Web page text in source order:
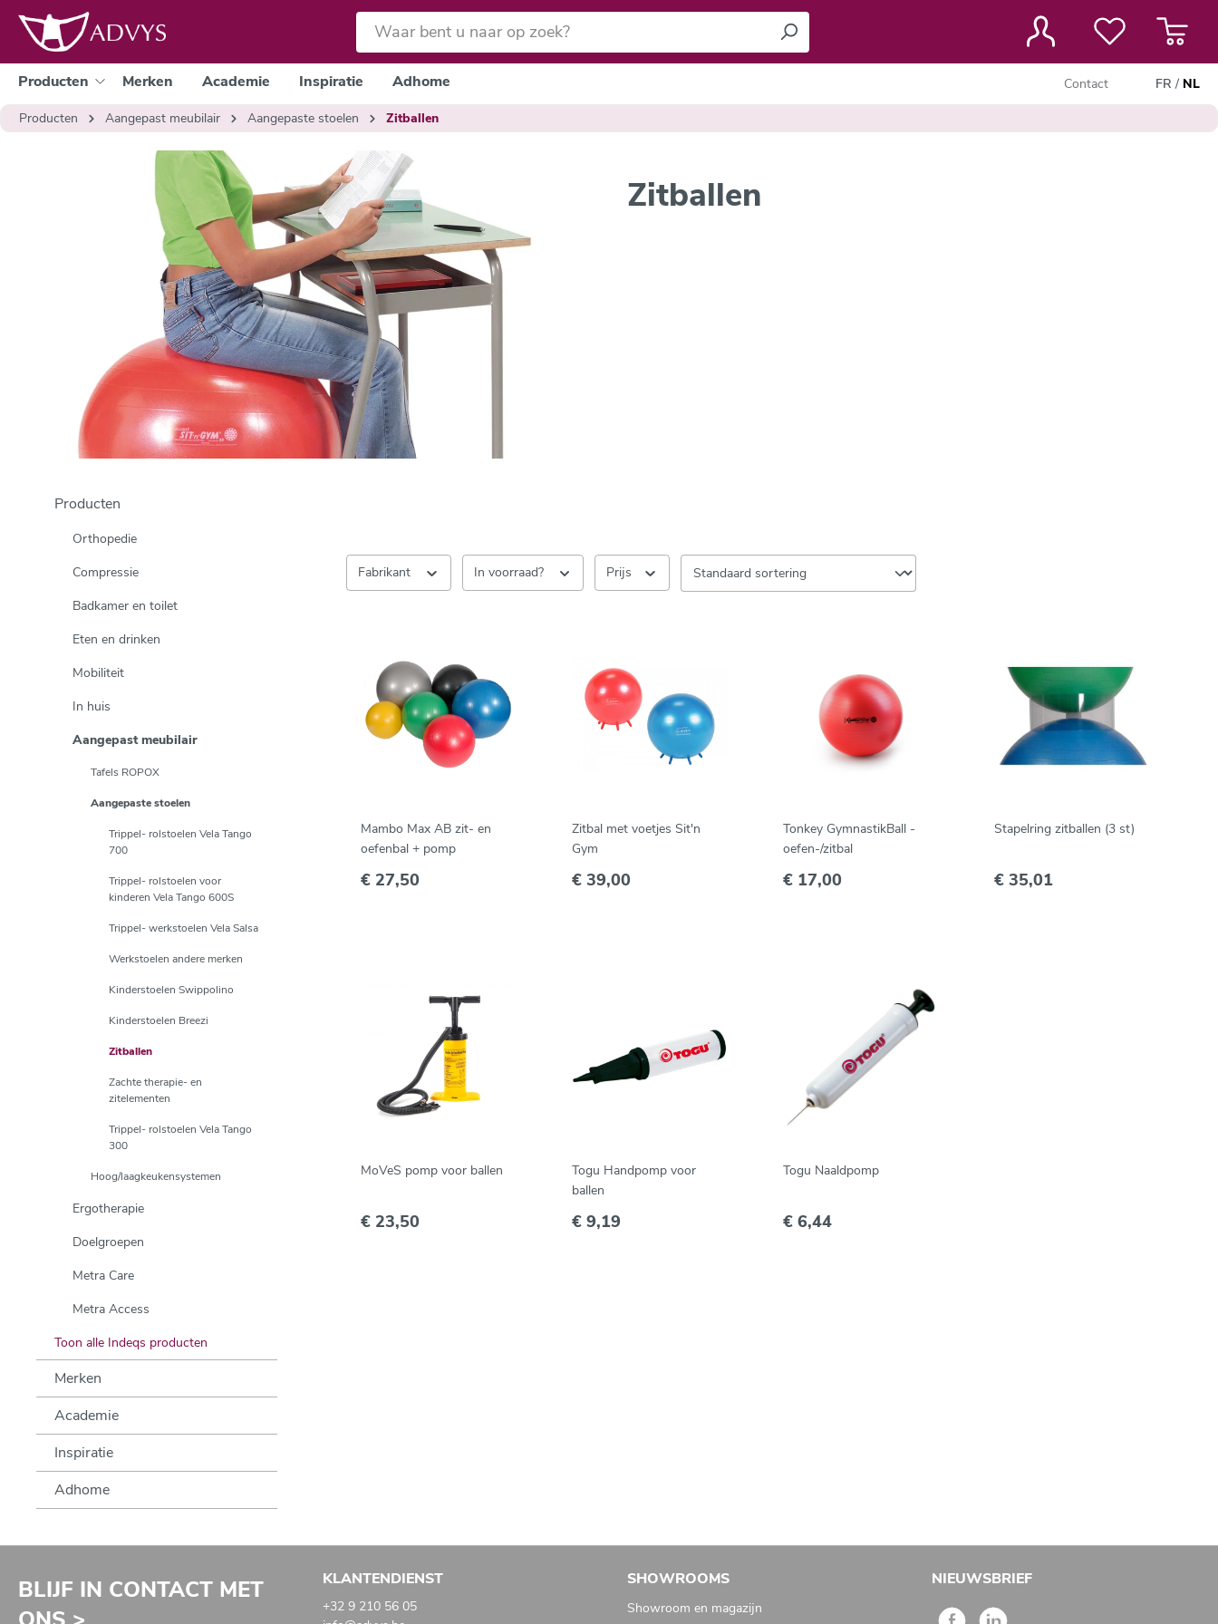
zoekopdracht Ga naar de hoofdnavigatie
Producten Merken Academie Inspiratie Adhome Contact FR / NL
Producten
Aangepast meubilair Aangepaste stoelen Zitballen
Zitballen
Producten
Orthopedie
Compressie
Badkamer en toilet
Eten en drinken
Mobiliteit
In huis
Aangepast meubilair
Tafels ROPOX
Aangepaste stoelen
Trippel- rolstoelen Vela Tango
700
Trippel- rolstoelen voor
kinderen Vela Tango 600S
Trippel- werkstoelen Vela Salsa
Werkstoelen andere merken
Kinderstoelen Swippolino
Kinderstoelen Breezi
Zitballen
Zachte therapie- en
zitelementen
Trippel- rolstoelen Vela Tango
300
Hoog/laagkeukensystemen
Ergotherapie
Doelgroepen
Metra Care
Metra Access
Toon alle Indeqs producten
Merken
Academie
Inspiratie
Adhome
Fabrikant In voorraad? Prijs
Mambo Max AB zit- en
oefenbal + pomp
€ 27,50
Zitbal met voetjes Sit'n
Gym
€ 39,00
Tonkey GymnastikBall -
oefen-/zitbal
€ 17,00
Stapelring zitballen (3 st)
€ 35,01
MoVeS pomp voor ballen
€ 23,50
Togu Handpomp voor
ballen
€ 9,19
Togu Naaldpomp
€ 6,44
BLIJF IN CONTACT MET
KLANTENDIENST
+32 9 210 56 05
SHOWROOMS
Showroom en magazijn
NIEUWSBRIEF